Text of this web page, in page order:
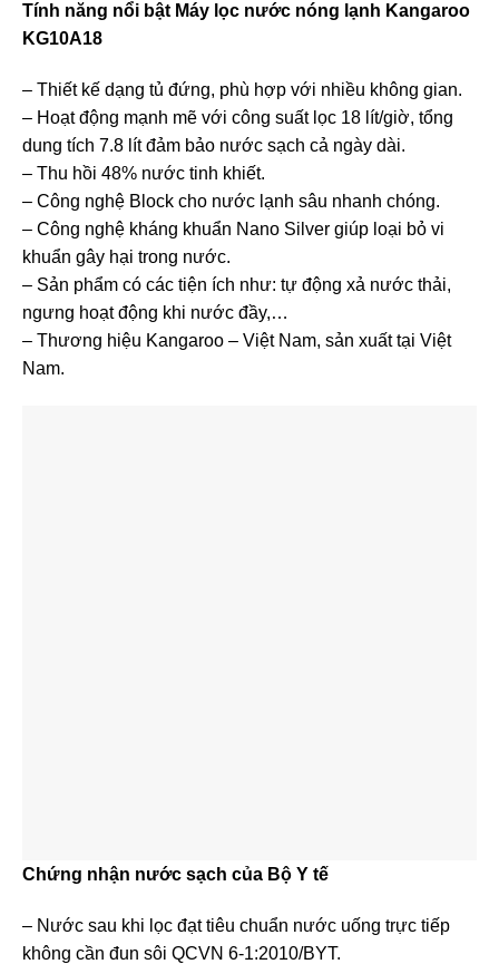
Tính năng nổi bật Máy lọc nước nóng lạnh Kangaroo
KG10A18
– Thiết kế dạng tủ đứng, phù hợp với nhiều không gian.
– Hoạt động mạnh mẽ với công suất lọc 18 lít/giờ, tổng
dung tích 7.8 lít đảm bảo nước sạch cả ngày dài.
– Thu hồi 48% nước tinh khiết.
– Công nghệ Block cho nước lạnh sâu nhanh chóng.
– Công nghệ kháng khuẩn Nano Silver giúp loại bỏ vi
khuẩn gây hại trong nước.
– Sản phẩm có các tiện ích như: tự động xả nước thải,
ngưng hoạt động khi nước đầy,…
– Thương hiệu Kangaroo – Việt Nam, sản xuất tại Việt
Nam.
Chứng nhận nước sạch của Bộ Y tế
– Nước sau khi lọc đạt tiêu chuẩn nước uống trực tiếp
không cần đun sôi QCVN 6-1:2010/BYT.